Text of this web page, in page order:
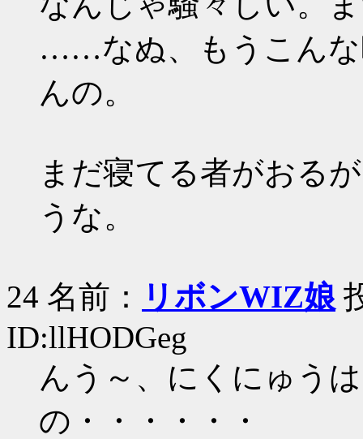
……なぬ、もうこんな
んの。
まだ寝てる者がおる
うな。
24 名前： リボンWIZ娘
ID:llHODGeg
んう～、にくにゅう
の・・・・・・